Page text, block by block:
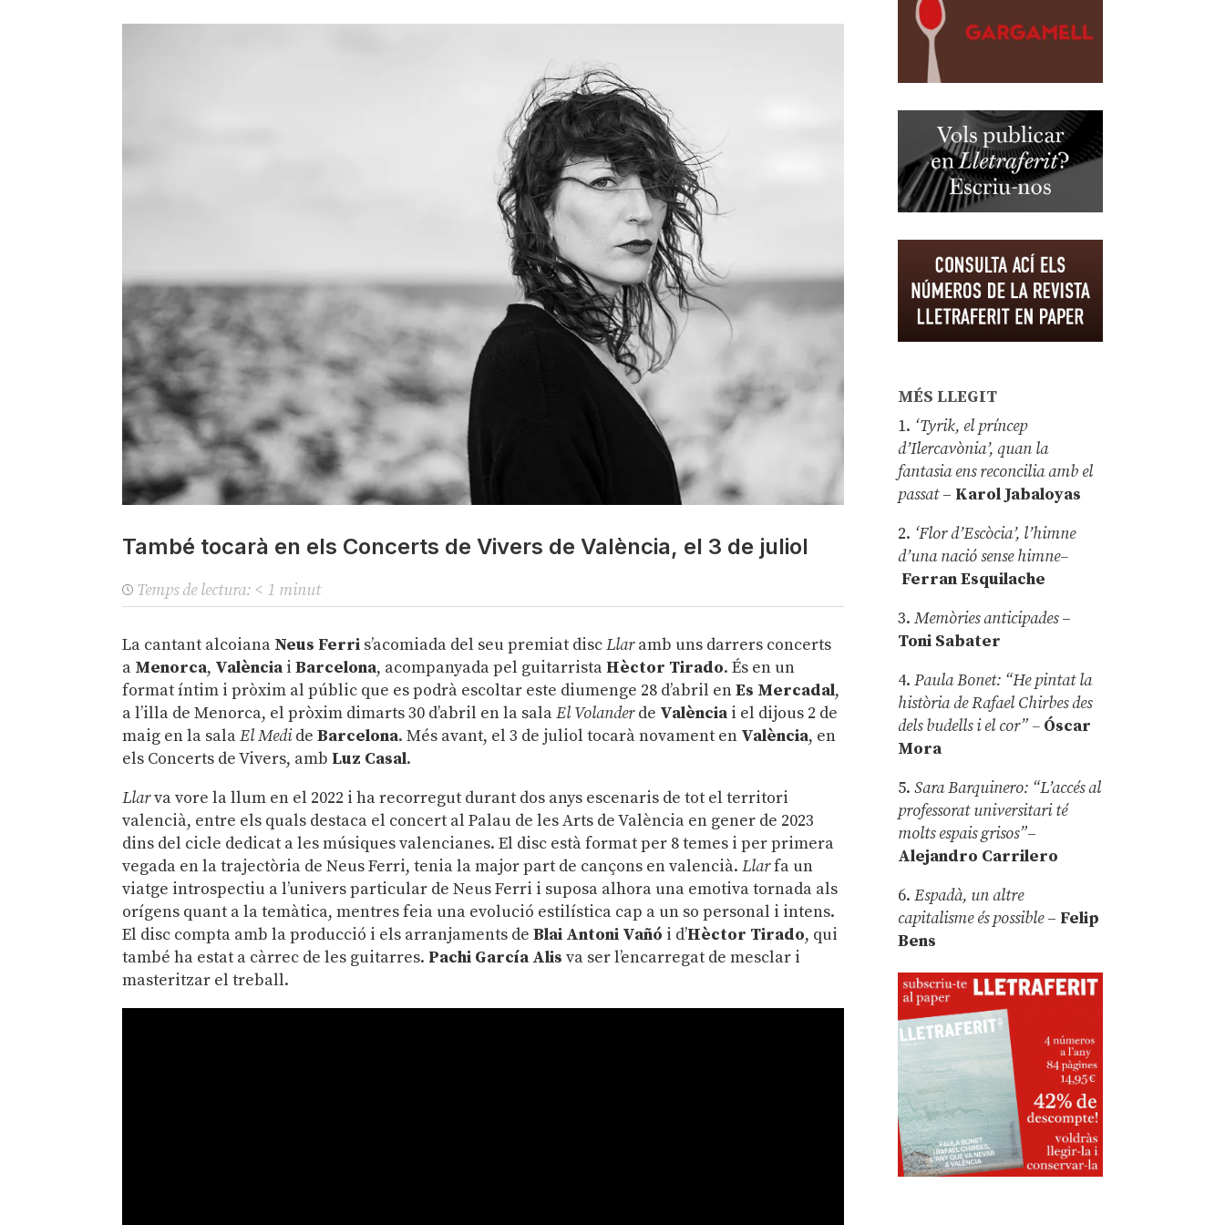
També tocarà en els Concerts de Vivers de València, el 3 de juliol
Temps de lectura: < 1 minut
La cantant alcoiana Neus Ferri s’acomiada del seu premiat discLlaramb uns darrers concerts
a Menorca, València iBarcelona, acompanyada pel guitarrista Hèctor Tirado. És en un
format íntim i pròxim al públic que es podrà escoltar este diumenge 28 d’abril enEs Mercadal,
a l’illa de Menorca, el pròxim dimarts 30 d’abril en la salaEl Volanderde València i el dijous 2 de
maig en la salaEl MedideBarcelona. Més avant, el 3 de juliol tocarà novament en València, en
els Concerts de Vivers, amb Luz Casal.
Llarva vore la llum en el 2022 i ha recorregut durant dos anys escenaris de tot el territori
valencià, entre els quals destaca el concert al Palau de les Arts de València en gener de 2023
dins del cicle dedicat a les músiques valencianes. El disc està format per 8 temes i per primera
vegada en la trajectòria de Neus Ferri, tenia la major part de cançons en valencià.Llarfa un
viatge introspectiu a l’univers particular de Neus Ferri i suposa alhora una emotiva tornada als
orígens quant a la temàtica, mentres feia una evolució estilística cap a un so personal i intens.
El disc compta amb la producció i els arranjaments deBlai Antoni Vañó i d’Hèctor Tirado, qui
també ha estat a càrrec de les guitarres. Pachi García Alis va ser l’encarregat de mesclar i
masteritzar el treball.
MÉS LLEGIT
1. ‘Tyrik, el príncep
d’Ilercavònia’, quan la
fantasia ens reconcilia amb el
passat– Karol Jabaloyas
2. ‘Flor d’Escòcia’, l’himne
d’una nació sense himne–
Ferran Esquilache
3.Memòries anticipades–
Toni Sabater
4.Paula Bonet: “He pintat la
història de Rafael Chirbes des
dels budells i el cor” – Óscar
Mora
5.Sara Barquinero: “L’accés al
professorat universitari té
molts espais grisos”–
Alejandro Carrilero
6.Espadà, un altre
capitalisme és possible – Felip
Bens